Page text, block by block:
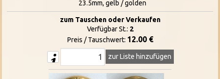
23.5mm, gelb / golden
zum Tauschen oder Verkaufen
Verfügbar St.: 2
Preis / Tauschwert: 12.00 €
zur Liste hinzufügen